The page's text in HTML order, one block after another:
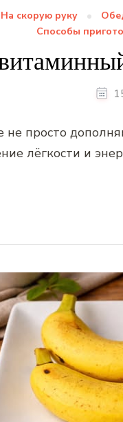
На скорую руку
Способы
не просто
лёгкости и